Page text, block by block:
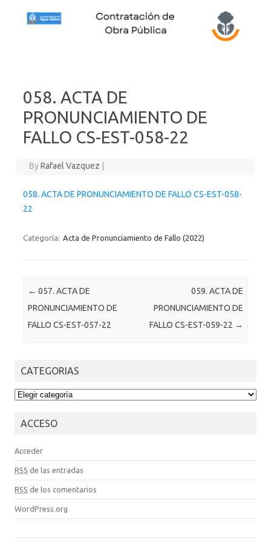
058. ACTA DE
PRONUNCIAMIENTO DE
FALLO CS-EST-058-22
ByRafael Vazquez
058. ACTA DE PRONUNCIAMIENTO DE FALLO CS-EST-058-
22
Categoría: Acta de Pronunciamiento de Fallo (2022)
Post navigation
← 057. ACTA DE
PRONUNCIAMIENTO DE
FALLO CS-EST-057-22
059. ACTA DE
PRONUNCIAMIENTO DE
FALLO CS-EST-059-22 →
CATEGORIAS
CATEGORIAS
ACCESO
Acceder
RSS de las entradas
RSS de los comentarios
WordPress.org